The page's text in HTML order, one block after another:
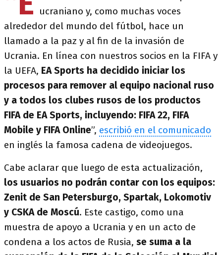
ucraniano y, como muchas voces
alrededor del mundo del fútbol, hace un
llamado a la paz y al fin de la invasión de
Ucrania. En línea con nuestros socios en la FIFA y
la UEFA, EA Sports ha decidido iniciar los
procesos para remover al equipo nacional ruso
y a todos los clubes rusos de los productos
FIFA de EA Sports, incluyendo: FIFA 22, FIFA
Mobile y FIFA Online”, escribió en el comunicado
en inglés la famosa cadena de videojuegos.
Cabe aclarar que luego de esta actualización,
los usuarios no podrán contar con los equipos:
Zenit de San Petersburgo, Spartak, Lokomotiv
y CSKA de Moscú. Este castigo, como una
muestra de apoyo a Ucrania y en un acto de
condena a los actos de Rusia, se suma a la